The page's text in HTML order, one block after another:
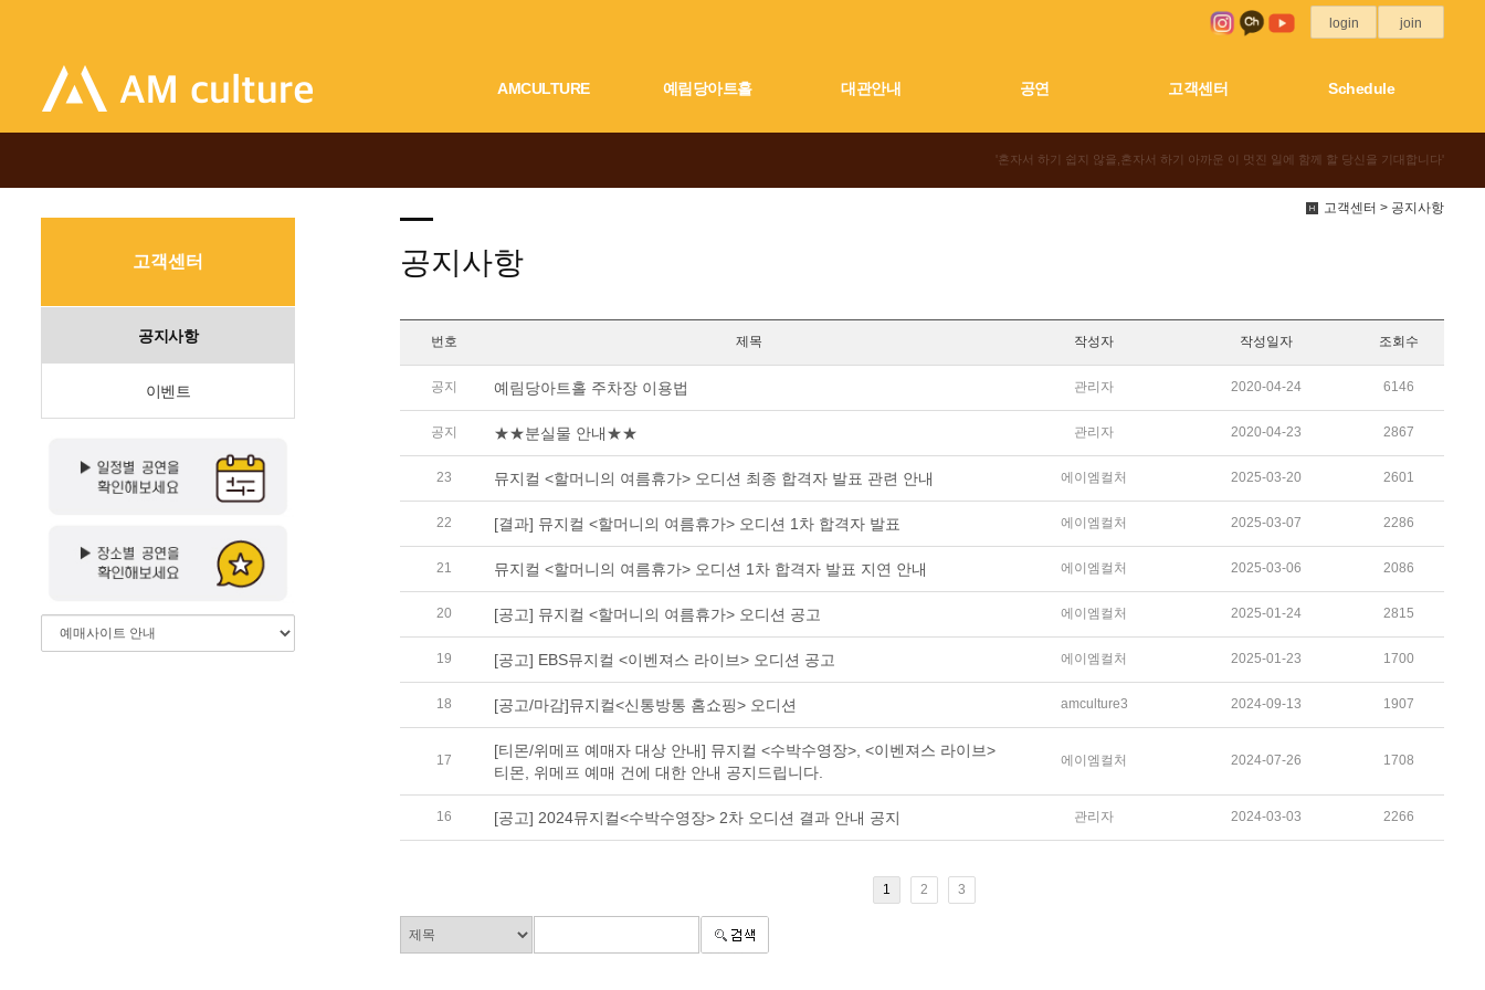
login join
AMCULTURE 예림당아트홀 대관안내 공연 고객센터 Schedule
'혼자서 하기 쉽지 않을,혼자서 하기 아까운 이 멋진 일에 함께 할 당신을 기대합니다'
고객센터 > 공지사항
고객센터
공지사항
이벤트
공지사항
번호 제목 작성자 작성일자 조회수
공지 예림당아트홀 주차장 이용법 관리자 2020-04-24 6146
공지 ★★분실물 안내★★ 관리자 2020-04-23 2867
23 뮤지컬 <할머니의 여름휴가> 오디션 최종 합격자 발표 관련 안내 에이엠컬처 2025-03-20 2601
22 [결과] 뮤지컬 <할머니의 여름휴가> 오디션 1차 합격자 발표 에이엠컬처 2025-03-07 2286
21 뮤지컬 <할머니의 여름휴가> 오디션 1차 합격자 발표 지연 안내 에이엠컬처 2025-03-06 2086
20 [공고] 뮤지컬 <할머니의 여름휴가> 오디션 공고 에이엠컬처 2025-01-24 2815
19 [공고] EBS뮤지컬 <이벤져스 라이브> 오디션 공고 에이엠컬처 2025-01-23 1700
18 [공고/마감]뮤지컬<신통방통 홈쇼핑> 오디션 amculture3 2024-09-13 1907
17
[티몬/위메프 예매자 대상 안내] 뮤지컬 <수박수영장>, <이벤져스 라이브>
티몬, 위메프 예매 건에 대한 안내 공지드립니다.
에이엠컬처 2024-07-26 1708
16 [공고] 2024뮤지컬<수박수영장> 2차 오디션 결과 안내 공지 관리자 2024-03-03 2266
1 2 3